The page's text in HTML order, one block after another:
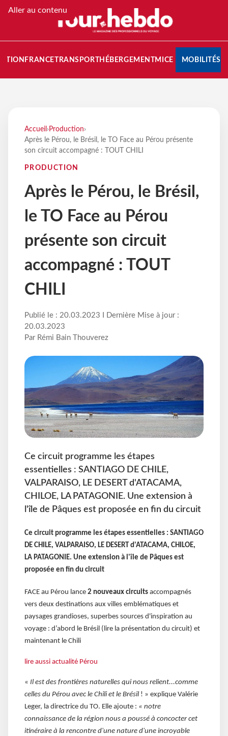
Aller au contenu
FRANCETRANSPORT HÉBERGEMENTMICE MOBILITÉS
Accueil › Production›
Après le Pérou, le Brésil, le TO Face au Pérou présente
son circuit accompagné : TOUT CHILI
PRODUCTION
Après le Pérou, le Brésil,
le TO Face au Pérou
présente son circuit
accompagné : TOUT
CHILI
Publié le : 20.03.2023 I Dernière Mise à jour :
20.03.2023
Par Rémi Bain Thouverez
Ce circuit programme les étapes
essentielles : SANTIAGO DE CHILE,
VALPARAISO, LE DESERT d'ATACAMA,
CHILOE, LA PATAGONIE. Une extension à
l'île de Pâques est proposée en fin du circuit
Ce circuit programme les étapes essentielles : SANTIAGO
DE CHILE, VALPARAISO, LE DESERT d'ATACAMA, CHILOE,
LA PATAGONIE. Une extension à l'île de Pâques est
proposée en fin du circuit
FACE au Pérou lance 2 nouveaux circuits accompagnés
vers deux destinations aux villes emblématiques et
paysages grandioses, superbes sources d'inspiration au
voyage : d’abord le Brésil (lire la présentation du circuit) et
maintenant le Chili
lire aussi actualité Pérou
« Il est des frontières naturelles qui nous relient...comme
celles du Pérou avec le Chili et le Brésil ! » explique Valérie
Leger, la directrice du TO. Elle ajoute : « notre
connaissance de la région nous a poussé à concocter cet
itinéraire à la rencontre d'une nature d'une incroyable